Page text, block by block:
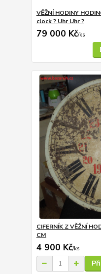
VĚŽNÍ HODINY
clock ? Uhr Uhr ?
79 000 Kč/ks
CIFERNÍK Z VĚŽNÍ
CM
4 900 Kč/ks